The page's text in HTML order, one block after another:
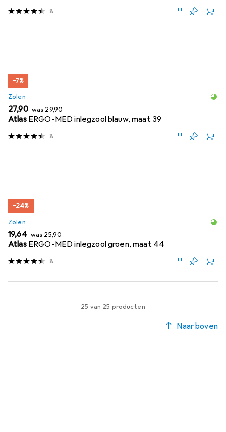
8
−7%
Zolen
EUR
27,90 was EUR
29,90
Atlas ERGO-MED inlegzool blauw, maat 39
8
−24%
Zolen
EUR
19,64 was EUR
25,90
Atlas ERGO-MED inlegzool groen, maat 44
8
25 van 25 producten
Naar boven